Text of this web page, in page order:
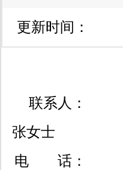
更新时间：
联系人：
张女士
电 话：